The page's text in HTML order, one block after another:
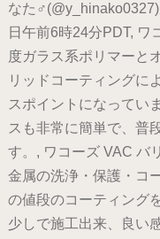
なた
日午前6時24分PDT, ワ
度ガラス系ポリマーと
リッドコーティングに
スポイントになってい
スも非常に簡単で、普
す。, ワコーズ VAC バ
金属の洗浄・保護・コ
の値段のコーティング
少しで施工出来、良い